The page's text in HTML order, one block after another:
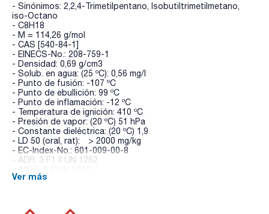
- Sinónimos: 2,2,4-Trimetilpentano, Isobutiltrimetilmetano,
iso-Octano
- C8H18
- M = 114,26 g/mol
- CAS [540-84-1]
- EINECS-No.: 208-759-1
- Densidad: 0,69 g/cm3
- Solub. en agua: (25 ºC): 0,56 mg/l
- Punto de fusión: -107 ºC
- Punto de ebullición: 99 ºC
- Punto de inflamación: -12 ºC
- Temperatura de ignición: 410 ºC
- Presión de vapor: (20 ºC) 51 hPa
- Constante dieléctrica: (20 ºC) 1,9
- LD 50 (oral, rat): > 2000 mg/kg
- EC-Index-No.: 601-009-00-8
- ADR: 3 F1 II UN 1262
- IATA/ICAO: 3 II UN 1262
- Frases P-GHS: P210 - P301+P310 - P303+P361+P353 -
Ver más